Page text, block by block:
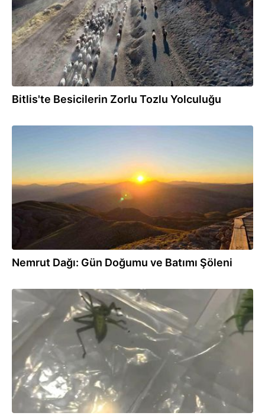
Bitlis'te Besicilerin Zorlu Tozlu Yolculuğu
Nemrut Dağı: Gün Doğumu ve Batımı Şöleni
12.06.2026